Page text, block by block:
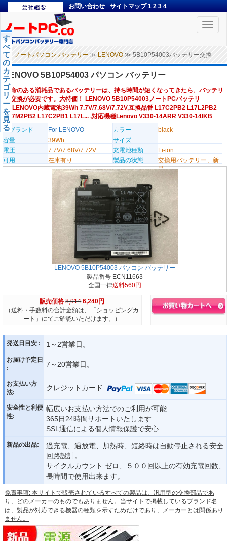
お問い合わせ サイトマップ 1 2 3 4
Toggle
ノートパソコン バッテリー ≫ LENOVO ≫ 5B10P54003バッテリー交換
す
べ
て
の
カ
テ
ゴ
リ
ー
を
見
る
LENOVO 5B10P54003 パソコン バッテリー
寿命のある消耗品であるバッテリーは、持ち時間が短くなってきたら、バッテリ
ー交換が必要です。大特価！ LENOVO 5B10P54003ノートPCバッテリ
ー,LENOVO内蔵電池39Wh 7.7V/7.68V/7.72V,互換品番 L17C2PB2 L17L2PB2
L17M2PB2 L17C2PB1 L17L... ,対応機種Lenovo V330-14ARR V330-14IKB
のブランド
For LENOVO カラー
black
容量
39Wh
サイズ
電圧
7.7V/7.68V/7.72V 充電池種類
Li-ion
可用
在庫有り 製品の状態
交換用バッテリー、新
品
LENOVO 5B10P54003 パソコン バッテリー
製品番号 ECN11663
全国一律送料560円
販売価格 8,914 6,240円
（送料・手数料の合計金額は、「ショッピングカ
ート」にてご確認いただけます。）
発送日目安 : 1～2営業日。
お届け予定日
:
7～20営業日。
お支払い方
法:
クレジットカード:
安全性と利便
性:
幅広いお支払い方法でのご利用が可能
365日24時間サポートいたします
SSL通信による個人情報保護で安心
新品の出品:
過充電、過放電、加熱時、短絡時は自動停止される安全
回路設計。
サイクルカウント:ゼロ、５００回以上の有効充電回数、
長時間で使用出来ます。
免責事項: 本サイトで販売されているすべての製品は、汎用型の交換部品であ
り、どのメーカーのものでもありません。当サイトで掲載しているブランド名
は、製品が対応できる機器の種類を示すためだけであり、メーカーとは関係あり
ません。